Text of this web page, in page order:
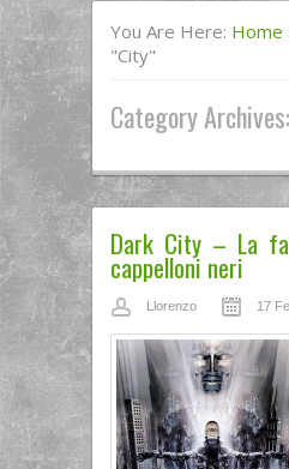
You Are Here: Home
"City"
Category Archives:
Dark City – La
cappelloni neri
Llorenzo 17